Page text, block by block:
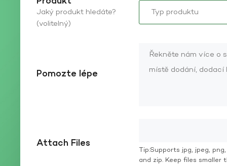
Jaký produkt hledáte?
(volitelný)
Pomozte lépe
Attach Files
Tip:Supports jpg, jpeg,
and zip. Keep files smaller